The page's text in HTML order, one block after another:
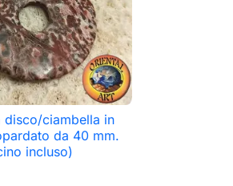
Anteprima
disco/ciambella in
da 40 mm.
incluso)